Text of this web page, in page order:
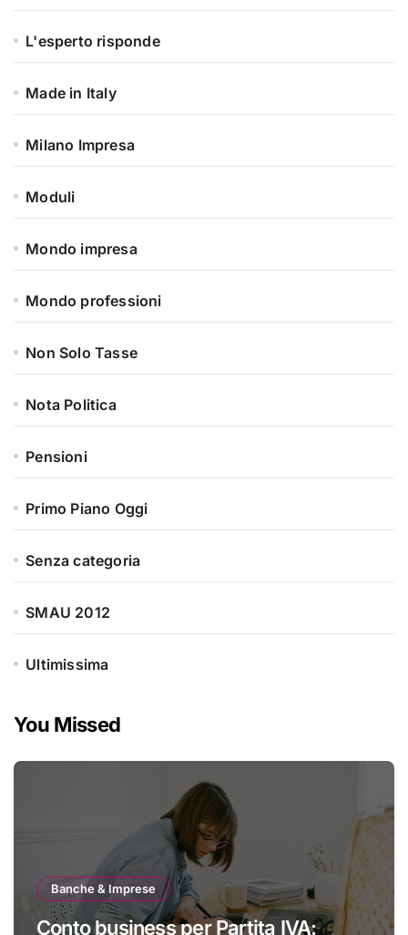
L'esperto risponde
Made in Italy
Milano Impresa
Moduli
Mondo impresa
Mondo professioni
Non Solo Tasse
Nota Politica
Pensioni
Primo Piano Oggi
Senza categoria
SMAU 2012
Ultimissima
You Missed
Banche & Imprese
Conto business per Partita IVA: